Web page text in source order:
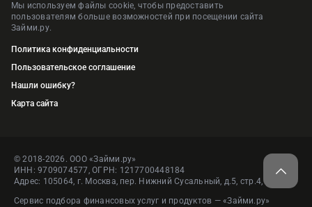
Мы используем файлы cookie, чтобы предоставить
пользователям больше возможностей при посещении сайта
Займи.ру.
Политика конфиденциальности
Пользовательское соглашение
Нашли ошибку?
Карта сайта
© 2018-2026. ООО «Займи.ру»
ИНН: 9709074577, ОГРН: 1217700448184
Адрес: 105064, г. Москва, пер. Нижний Сусальный, д.5, стр.4, пом.1
Сервис подбора финансовых услуг и продуктов — «Займи.ру»